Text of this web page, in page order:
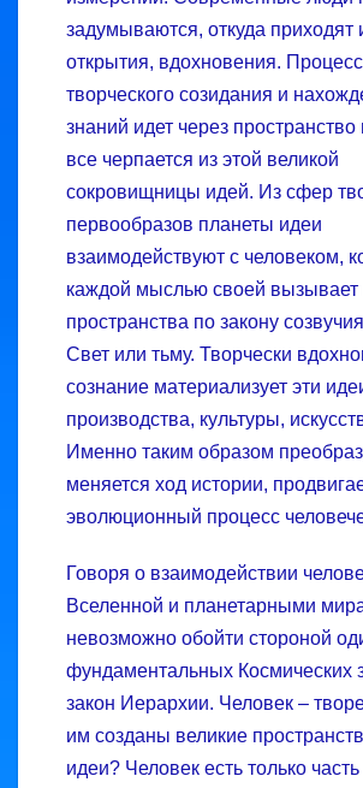
задумываются, откуда
открытия, вдохновения. Процесс
творческого созидания и
знаний идет через пространство
все черпается из этой великой
сокровищницы идей. Из сфер
первообразов планеты идеи
взаимодействуют с человеком,
каждой мыслью своей вызывает
пространства по закону
Свет или тьму. Творчески
сознание материализует эти
производства, культуры,
Именно таким образом
меняется ход истории,
эволюционный процесс
Говоря о взаимодействии
Вселенной и планетарными
невозможно обойти стороной
фундаментальных Космических
закон Иерархии. Человек –
им созданы великие
идеи? Человек есть только